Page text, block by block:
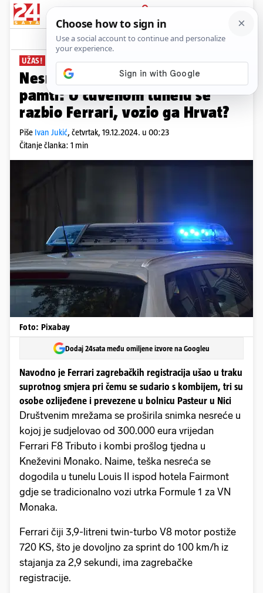
PRIJAVA
News Komentari
UŽAS!
Nesreća kakvu Monte Carlo ne
pamti: U čuvenom tunelu se
razbio Ferrari, vozio ga Hrvat?
Piše Ivan Jukić, četvrtak, 19.12.2024. u 00:23
Čitanje članka: 1 min
Foto: Pixabay
Dodaj 24sata među omiljene izvore na Googleu
Navodno je Ferrari zagrebačkih registracija ušao u traku
suprotnog smjera pri čemu se sudario s kombijem, tri su
osobe ozlijeđene i prevezene u bolnicu Pasteur u Nici
Društvenim mrežama se proširila snimka nesreće u
kojoj je sudjelovao od 300.000 eura vrijedan
Ferrari F8 Tributo i kombi prošlog tjedna u
Kneževini Monako. Naime, teška nesreća se
dogodila u tunelu Louis II ispod hotela Fairmont
gdje se tradicionalno vozi utrka Formule 1 za VN
Monaka.
Ferrari čiji 3,9-litreni twin-turbo V8 motor postiže
720 KS, što je dovoljno za sprint do 100 km/h iz
stajanja za 2,9 sekundi, ima zagrebačke
registracije.